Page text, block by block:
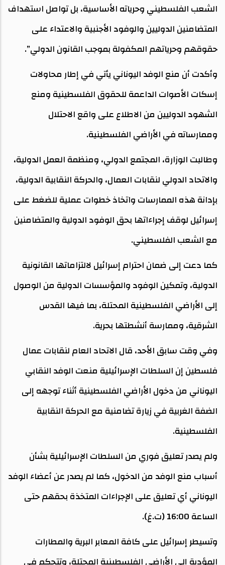
الشعب الفلسطيني وحرياته الأساسية، بل تواصل استهداف
المتضامنين الدوليين والوفود الأجنبية والاعتداء على
حقوقهم وحرياتهم المكفولة بموجب القانون الدولي”.
وأكدت أن منع الوفد اليوناني يأتي في إطار محاولات
إسكات الأصوات الداعمة للحقوق الفلسطينية ومنع
الشهود الدوليين من الاطلاع على واقع الاحتلال
وممارساته في الأراضي الفلسطينية.
وطالبت الوزارة، المجتمع الدولي، ومنظمة العمل الدولية،
والاتحاد الدولي لنقابات العمال، والحركة النقابية الدولية،
بإدانة هذه الممارسات واتخاذ خطوات عملية للضغط على
إسرائيل لوقف إجراءاتها بحق الوفود الدولية والمتضامنين
مع الشعب الفلسطيني.
كما دعت إلى ضمان احترام إسرائيل لالتزاماتها القانونية
الدولية، وتمكين الوفود والمؤسسات الدولية من الوصول
إلى الأراضي الفلسطينية المحتلة، بما فيها القدس
الشرقية، وممارسة أنشطتها بحرية.
وفي وقت سابق الأحد، قال الاتحاد العام لنقابات عمال
فلسطين إن السلطات الإسرائيلية منعت الوفد النقابي
اليوناني من دخول الأراضي الفلسطينية أثناء توجهه إلى
الضفة الغربية في زيارة تضامنية مع الحركة النقابية
الفلسطينية.
ولم يصدر تعليق فوري من السلطات الإسرائيلية بشأن
أسباب منع الوفد من الدخول، كما لم يصدر عن أعضاء الوفد
اليوناني أي تعليق على الإجراءات المتخذة بحقهم حتى
الساعة 16:00 (ت.غ).
وتسيطر إسرائيل على كافة المعابر البرية والمطارات
المؤدية إلى الأراضي الفلسطينية المحتلة، وتتحكم في